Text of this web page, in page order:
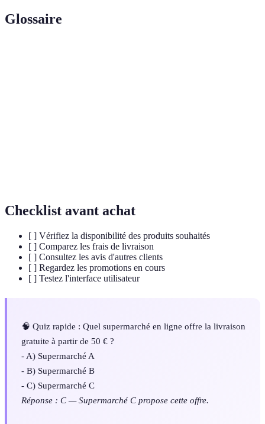
Glossaire
Checklist avant achat
[ ] Vérifiez la disponibilité des produits souhaités
[ ] Comparez les frais de livraison
[ ] Consultez les avis d'autres clients
[ ] Regardez les promotions en cours
[ ] Testez l'interface utilisateur
🧠 Quiz rapide : Quel supermarché en ligne offre la livraison
gratuite à partir de 50 € ?
- A) Supermarché A
- B) Supermarché B
- C) Supermarché C
Réponse : C — Supermarché C propose cette offre.